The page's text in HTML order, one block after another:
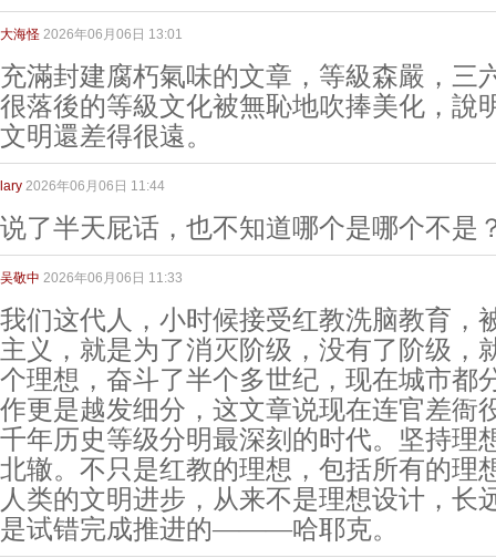
大海怪 2026年06月06日 13:01
充滿封建腐朽氣味的文章，等級森嚴，三
很落後的等級文化被無恥地吹捧美化，說
文明還差得很遠。
lary 2026年06月06日 11:44
说了半天屁话，也不知道哪个是哪个不是
吴敬中 2026年06月06日 11:33
我们这代人，小时候接受红教洗脑教育，
主义，就是为了消灭阶级，没有了阶级，
个理想，奋斗了半个多世纪，现在城市都
作更是越发细分，这文章说现在连官差衙
千年历史等级分明最深刻的时代。坚持理
北辙。不只是红教的理想，包括所有的理
人类的文明进步，从来不是理想设计，长
是试错完成推进的———哈耶克。